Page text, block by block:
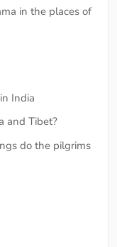
in the places of
India
and Tibet?
do the pilgrims